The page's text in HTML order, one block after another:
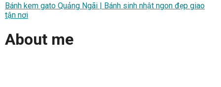
Bánh kem gato Quảng Ngãi | Bánh sinh nhật ngon đẹp giao
tận nơi
About me